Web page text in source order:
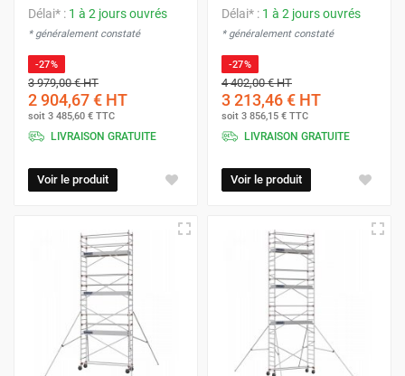
Délai* : 1 à 2 jours ouvrés
* généralement constaté
-27%
3 979,00 €HT
2 904,67 € HT
soit 3 485,60 € TTC
LIVRAISON GRATUITE
Voir le produit
Délai* : 1 à 2 jours ouvrés
* généralement constaté
-27%
4 402,00 €HT
3 213,46 € HT
soit 3 856,15 € TTC
LIVRAISON GRATUITE
Voir le produit